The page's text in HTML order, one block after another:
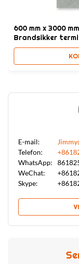
600 mm x 3000
Brandsikker
E-mail:
Telefon:
WhatsApp:
WeChat:
Skype: